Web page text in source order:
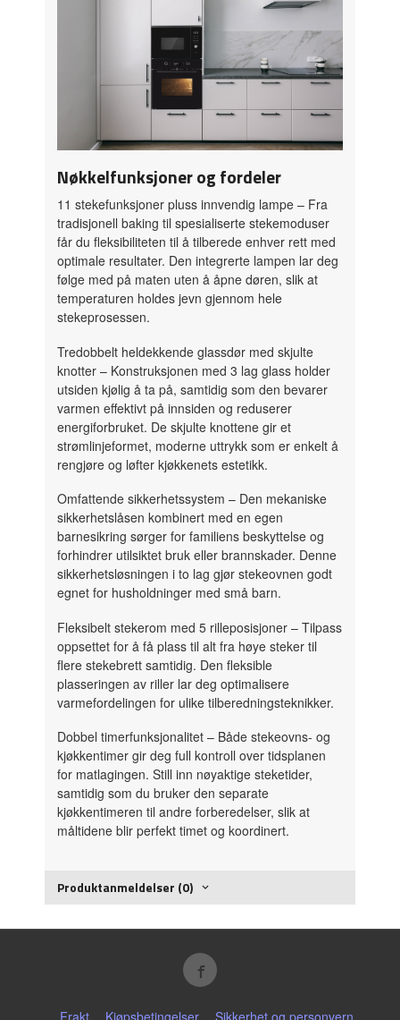
Nøkkelfunksjoner og fordeler
11 stekefunksjoner pluss innvendig lampe – Fra
tradisjonell baking til spesialiserte stekemoduser
får du fleksibiliteten til å tilberede enhver rett med
optimale resultater. Den integrerte lampen lar deg
følge med på maten uten å åpne døren, slik at
temperaturen holdes jevn gjennom hele
stekeprosessen.
Tredobbelt heldekkende glassdør med skjulte
knotter – Konstruksjonen med 3 lag glass holder
utsiden kjølig å ta på, samtidig som den bevarer
varmen effektivt på innsiden og reduserer
energiforbruket. De skjulte knottene gir et
strømlinjeformet, moderne uttrykk som er enkelt å
rengjøre og løfter kjøkkenets estetikk.
Omfattende sikkerhetssystem – Den mekaniske
sikkerhetslåsen kombinert med en egen
barnesikring sørger for familiens beskyttelse og
forhindrer utilsiktet bruk eller brannskader. Denne
sikkerhetsløsningen i to lag gjør stekeovnen godt
egnet for husholdninger med små barn.
Fleksibelt stekerom med 5 rilleposisjoner – Tilpass
oppsettet for å få plass til alt fra høye steker til
flere stekebrett samtidig. Den fleksible
plasseringen av riller lar deg optimalisere
varmefordelingen for ulike tilberedningsteknikker.
Dobbel timerfunksjonalitet – Både stekeovns- og
kjøkkentimer gir deg full kontroll over tidsplanen
for matlagingen. Still inn nøyaktige steketider,
samtidig som du bruker den separate
kjøkkentimeren til andre forberedelser, slik at
måltidene blir perfekt timet og koordinert.
Produktanmeldelser (0)